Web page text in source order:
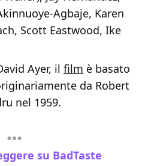
Agbaje, Karen
Scott Eastwood, Ike
Ayer, il film è basato
da Robert
nel 1959.
su BadTaste